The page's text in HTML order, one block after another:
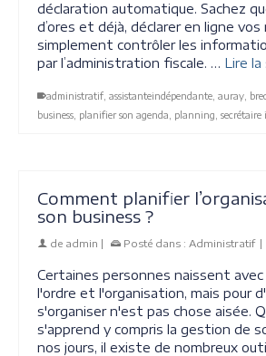
déclaration automatique. Sachez
d’ores et déjà, déclarer en ligne vos
simplement contrôler les
par l’administration fiscale. … Lire
administratif assistanteindépendante auray
business planifier son agenda planning secrétaire
Comment planifier
son business ?
de admin | Posté dans : Administratif |
Certaines personnes naissent avec
l'ordre et l'organisation, mais pour
s'organiser n'est pas chose aisée.
s'apprend y compris la gestion de
nos jours, il existe de nombreux